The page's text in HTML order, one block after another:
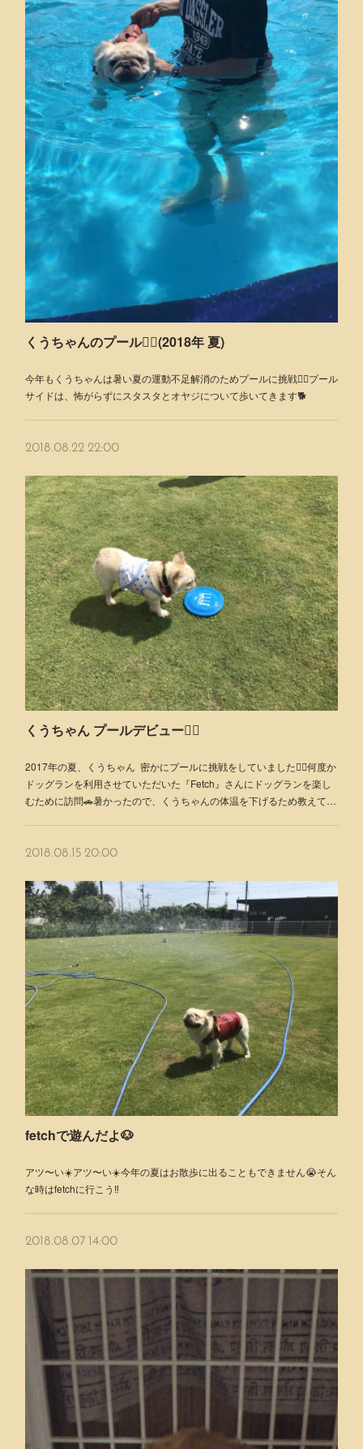
くうちゃんのプール🏊‍♂️(2018年 夏)
今年もくうちゃんは暑い夏の運動不足解消のためプールに挑戦🏊‍♂️プール
サイドは、怖がらずにスタスタとオヤジについて歩いてきます🐕
2018.08.22 22:00
くうちゃん プールデビュー🏊‍♂️
2017年の夏、くうちゃん 密かにプールに挑戦をしていました🏊‍♂️何度か
ドッグランを利用させていただいた『Fetch』さんにドッグランを楽し
むために訪問🚗暑かったので、くうちゃんの体温を下げるため教えて…
2018.08.15 20:00
fetchで遊んだよ🐶
アツ〜い☀️アツ〜い☀️今年の夏はお散歩に出ることもできません😭そん
な時はfetchに行こう‼️
2018.08.07 14:00